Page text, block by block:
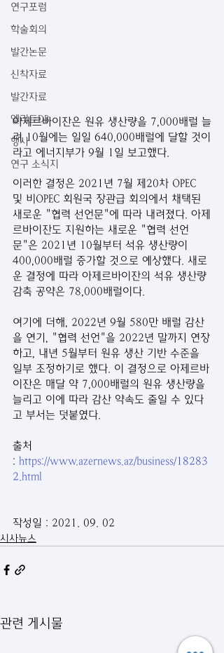
연구포럼
학술회의
발간논문
신착자료
발간자료
엘리트DB
행사
연구 소식지
아제르바이잔은 원유 생산량을 7,000배럴 늘
려 10월에는 일일 640,000배럴에 달할 것이
라고 에너지부가 9월 1일 보고했다.
이러한 결정은 2021년 7월 제20차 OPEC
및 비OPEC 회원국 장관급 회의에서 채택된
새로운 "협력 선언문"에 따라 내려졌다. 아제
르바이잔도 지원하는 새로운 "협력 선언
문"은 2021년 10월부터 석유 생산량이
400,000배럴 증가할 것으로 예상했다. 새로
운 결정에 따라 아제르바이잔의 석유 생산량
감축 공약은 78,000배럴이다.
여기에 더해, 2022년 9월 580만 배럴 감산
을 연기, "협력 선언"을 2022년 말까지 연장
하고, 내년 5월부터 원유 생산 기반 수준을
일부 조정하기로 했다. 이 결정으로 아제르바
이잔은 매달 약 7,000배럴의 원유 생산량을
늘리고 이에 따라 감산 약속도 줄일 수 있다
고 부서는 덧붙였다.
출처
: https://www.azernews.az/business/18283
2.html
작성일 : 2021. 09. 02
시사뉴스
관련 게시물